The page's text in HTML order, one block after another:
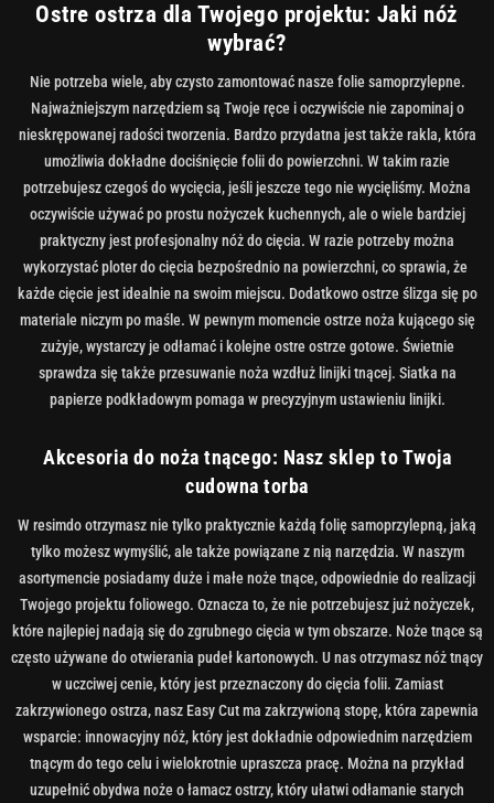
Ostre ostrza dla Twojego projektu: Jaki nóż
wybrać?
Nie potrzeba wiele, aby czysto zamontować nasze folie samoprzylepne.
Najważniejszym narzędziem są Twoje ręce i oczywiście nie zapominaj o
nieskrępowanej radości tworzenia. Bardzo przydatna jest także rakla, która
umożliwia dokładne dociśnięcie folii do powierzchni. W takim razie
potrzebujesz czegoś do wycięcia, jeśli jeszcze tego nie wycięliśmy. Można
oczywiście używać po prostu nożyczek kuchennych, ale o wiele bardziej
praktyczny jest profesjonalny nóż do cięcia. W razie potrzeby można
wykorzystać ploter do cięcia bezpośrednio na powierzchni, co sprawia, że ​​
każde cięcie jest idealnie na swoim miejscu. Dodatkowo ostrze ślizga się po
materiale niczym po maśle. W pewnym momencie ostrze noża kującego się
zużyje, wystarczy je odłamać i kolejne ostre ostrze gotowe. Świetnie
sprawdza się także przesuwanie noża wzdłuż linijki tnącej. Siatka na
papierze podkładowym pomaga w precyzyjnym ustawieniu linijki.
Akcesoria do noża tnącego: Nasz sklep to Twoja
cudowna torba
W resimdo otrzymasz nie tylko praktycznie każdą folię samoprzylepną, jaką
tylko możesz wymyślić, ale także powiązane z nią narzędzia. W naszym
asortymencie posiadamy duże i małe noże tnące, odpowiednie do realizacji
Twojego projektu foliowego. Oznacza to, że nie potrzebujesz już nożyczek,
które najlepiej nadają się do zgrubnego cięcia w tym obszarze. Noże tnące są
często używane do otwierania pudeł kartonowych. U nas otrzymasz nóż tnący
w uczciwej cenie, który jest przeznaczony do cięcia folii. Zamiast
zakrzywionego ostrza, nasz Easy Cut ma zakrzywioną stopę, która zapewnia
wsparcie: innowacyjny nóż, który jest dokładnie odpowiednim narzędziem
tnącym do tego celu i wielokrotnie upraszcza pracę. Można na przykład
uzupełnić obydwa noże o łamacz ostrzy, który ułatwi odłamanie starych